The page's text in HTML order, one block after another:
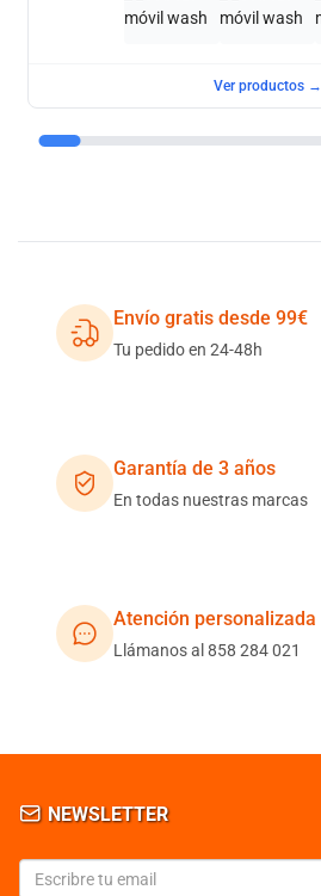
Ver productos →
Envío gratis desde 99€
Tu pedido en 24-48h
Garantía de 3 años
En todas nuestras marcas
Atención personalizada
Llámanos al 858 284 021
NEWSLETTER